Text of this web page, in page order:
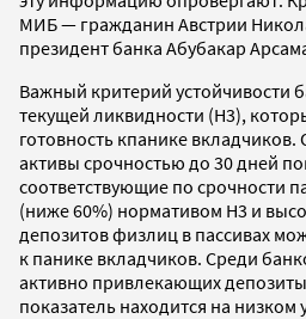
МИБ — гражданин Австрии
президент банка Абубакар
Важный критерий устойчивости
текущей ликвидности (Н3),
готовность кпанике
активы срочностью до 30 дней
соответствующие по срочности
(ниже 60%) нормативом Н3 и
депозитов физлиц в пассивах
к панике вкладчиков. Среди
активно привлекающих
показатель находится на